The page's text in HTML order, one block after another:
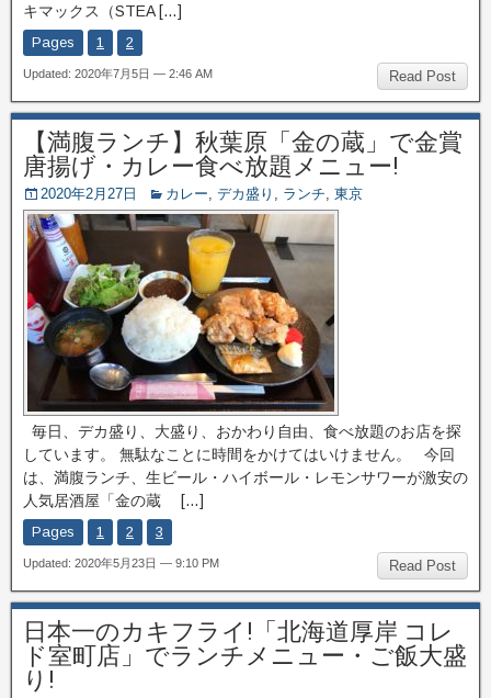
キマックス（STEA […]
Pages 1 2
Read Post
Updated: 2020年7月5日 — 2:46 AM
【満腹ランチ】秋葉原「金の蔵」で金賞
唐揚げ・カレー食べ放題メニュー!
2020年2月27日 カレー, デカ盛り , ランチ, 東京
毎日、デカ盛り、大盛り、おかわり自由、食べ放題のお店を探
しています。 無駄なことに時間をかけてはいけません。 今回
は、満腹ランチ、生ビール・ハイボール・レモンサワーが激安の
人気居酒屋「金の蔵 […]
Pages 1 2 3
Read Post
Updated: 2020年5月23日 — 9:10 PM
日本一のカキフライ!「北海道厚岸 コレ
ド室町店」でランチメニュー・ご飯大盛
り!